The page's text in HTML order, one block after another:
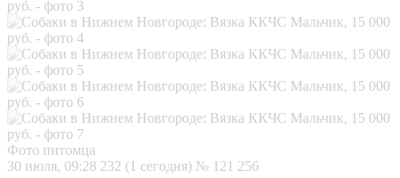
Фото питомца
30 июля, 09:28 232 (1 сегодня) № 121 256